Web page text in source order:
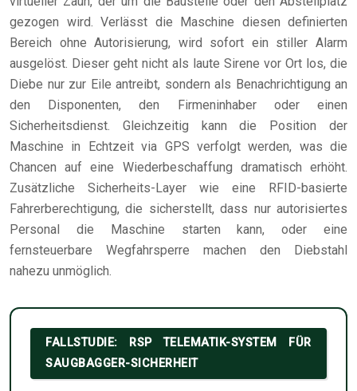
gezogen wird. Verlässt die Maschine diesen definierten
Bereich ohne Autorisierung, wird sofort ein stiller Alarm
ausgelöst. Dieser geht nicht als laute Sirene vor Ort los, die
Diebe nur zur Eile antreibt, sondern als Benachrichtigung an
den Disponenten, den Firmeninhaber oder einen
Sicherheitsdienst. Gleichzeitig kann die Position der
Maschine in Echtzeit via GPS verfolgt werden, was die
Chancen auf eine Wiederbeschaffung dramatisch erhöht.
Zusätzliche Sicherheits-Layer wie eine RFID-basierte
Fahrerberechtigung, die sicherstellt, dass nur autorisiertes
Personal die Maschine starten kann, oder eine
fernsteuerbare Wegfahrsperre machen den Diebstahl
nahezu unmöglich.
FALLSTUDIE: RSP TELEMATIK-SYSTEM FÜR
SAUGBAGGER-SICHERHEIT